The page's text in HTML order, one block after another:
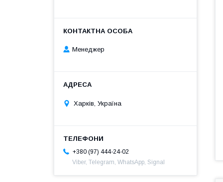
Менеджер
Харків, Україна
+380 (97) 444-24-02
Viber, Telegram, WhatsApp, Signal